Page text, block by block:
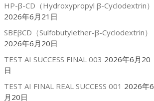
HP-β-CD（Hydroxypropyl β-Cyclodextrin）
2026年6月21日
SBEβCD（Sulfobutylether-β-Cyclodextrin）
2026年6月20日
TEST AI SUCCESS FINAL 003 2026年6月20
日
TEST AI FINAL REAL SUCCESS 001 2026年6
月20日